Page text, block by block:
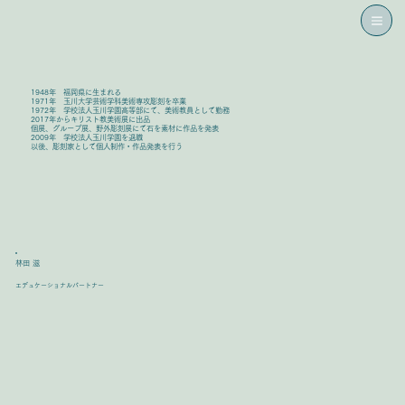
エデュケーショナルパートナー
林田 滋
1948年 福岡県に生まれる
1971年 玉川大学芸術学科美術専攻彫刻を卒業
1972年 学校法人玉川学園高等部にて、美術教員として勤務
2017年からキリスト教美術展に出品
個展、グループ展、野外彫刻展にて石を素材に作品を発表
2009年 学校法人玉川学園を退職
以後、彫刻家として個人制作・作品発表を行う